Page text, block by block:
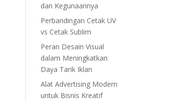
dan Kegunaannya
Perbandingan Cetak UV
vs Cetak Sublim
Peran Desain Visual
dalam Meningkatkan
Daya Tarik Iklan
Alat Advertising Modern
untuk Bisnis Kreatif